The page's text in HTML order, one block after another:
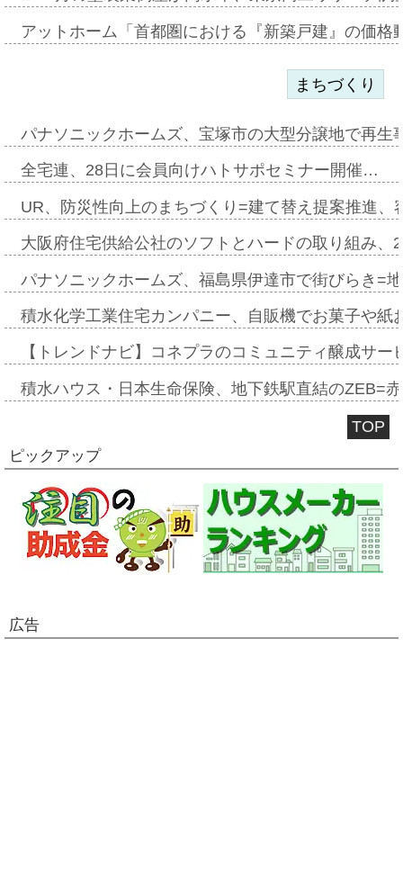
アットホーム「首都圏における『新築戸建』の価
まちづくり
パナソニックホームズ、宝塚市の大型分譲地で再
全宅連、28日に会員向けハトサポセミナー開催…
UR、防災性向上のまちづくり=建て替え提案推進
大阪府住宅供給公社のソフトとハードの取り組み
パナソニックホームズ、福島県伊達市で街びらき=
積水化学工業住宅カンパニー、自販機でお菓子や
【トレンドナビ】コネプラのコミュニティ醸成サ
積水ハウス・日本生命保険、地下鉄駅直結のZEB=
TOP
ピックアップ
広告